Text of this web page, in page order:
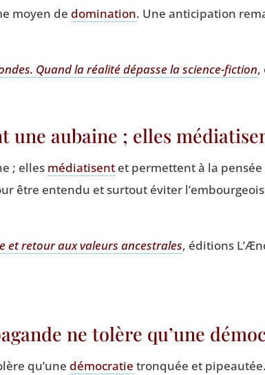
moyen de domi­na­tion. Une anti­ci­pa­tion
Quand la réa­li­té dépasse la science-fic­tion,
une aubaine ; elles
; elles média­tisentet per­mettent à la pen­sée
être enten­du et sur­tout évi­ter
et retour aux valeurs ances­trales, édi­tions
ne tolère qu’une
qu’une démo­cra­tie tron­quée et